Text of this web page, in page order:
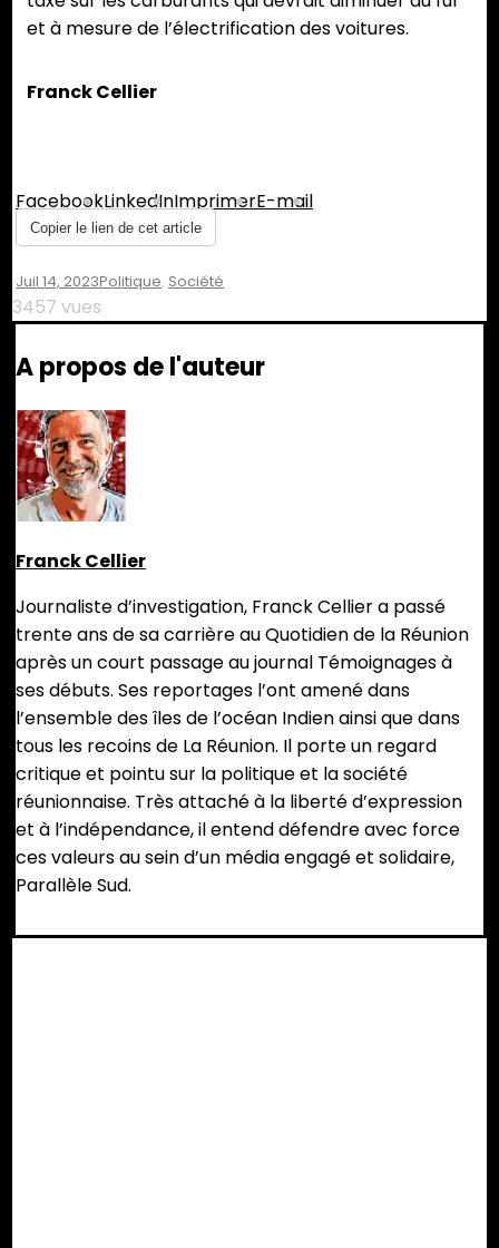
et à mesure de l’électrification des voitures.
Franck Cellier
FacebookLinkedInImprimerE-mail
Copier le lien de cet article
Juil 14, 2023Politique, Société
3457 vues
A propos de l'auteur
Franck Cellier
Journaliste d’investigation, Franck Cellier a passé
trente ans de sa carrière au Quotidien de la Réunion
après un court passage au journal Témoignages à
ses débuts. Ses reportages l’ont amené dans
l’ensemble des îles de l’océan Indien ainsi que dans
tous les recoins de La Réunion. Il porte un regard
critique et pointu sur la politique et la société
réunionnaise. Très attaché à la liberté d’expression
et à l’indépendance, il entend défendre avec force
ces valeurs au sein d’un média engagé et solidaire,
Parallèle Sud.